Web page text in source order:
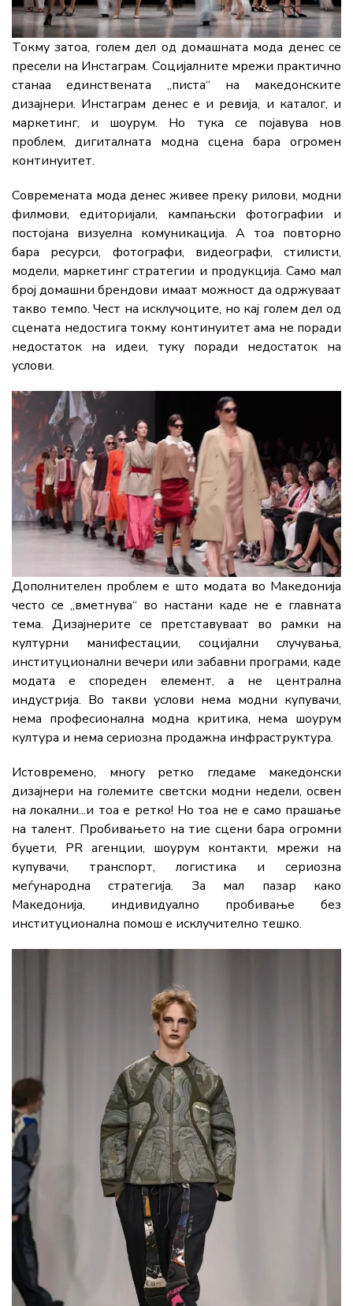
Токму затоа, голем дел од домашната мода денес се
пресели на Инстаграм. Социјалните мрежи практично
станаа единствената „писта“ на македонските
дизајнери. Инстаграм денес е и ревија, и каталог, и
маркетинг, и шоурум. Но тука се појавува нов
проблем, дигиталната модна сцена бара огромен
континуитет.
Современата мода денес живее преку рилови, модни
филмови, едиторијали, кампањски фотографии и
постојана визуелна комуникација. А тоа повторно
бара ресурси, фотографи, видеографи, стилисти,
модели, маркетинг стратегии и продукција. Само мал
број домашни брендови имаат можност да одржуваат
такво темпо. Чест на исклучоците, но кај голем дел од
сцената недостига токму континуитет ама не поради
недостаток на идеи, туку поради недостаток на
услови.
Дополнителен проблем е што модата во Македонија
често се „вметнува“ во настани каде не е главната
тема. Дизајнерите се претставуваат во рамки на
културни манифестации, социјални случувања,
институционални вечери или забавни програми, каде
модата е спореден елемент, а не централна
индустрија. Во такви услови нема модни купувачи,
нема професионална модна критика, нема шоурум
култура и нема сериозна продажна инфраструктура.
Истовремено, многу ретко гледаме македонски
дизајнери на големите светски модни недели, освен
на локални...и тоа е ретко! Но тоа не е само прашање
на талент. Пробивањето на тие сцени бара огромни
буџети, PR агенции, шоурум контакти, мрежи на
купувачи, транспорт, логистика и сериозна
меѓународна стратегија. За мал пазар како
Македонија, индивидуално пробивање без
институционална помош е исклучително тешко.